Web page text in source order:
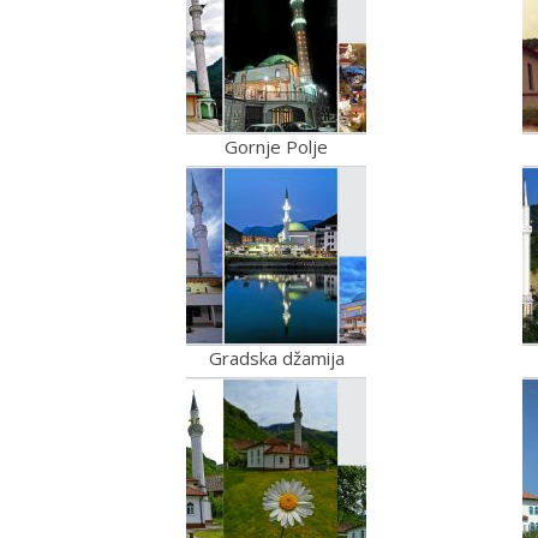
Gornje Polje
Gradska džamija